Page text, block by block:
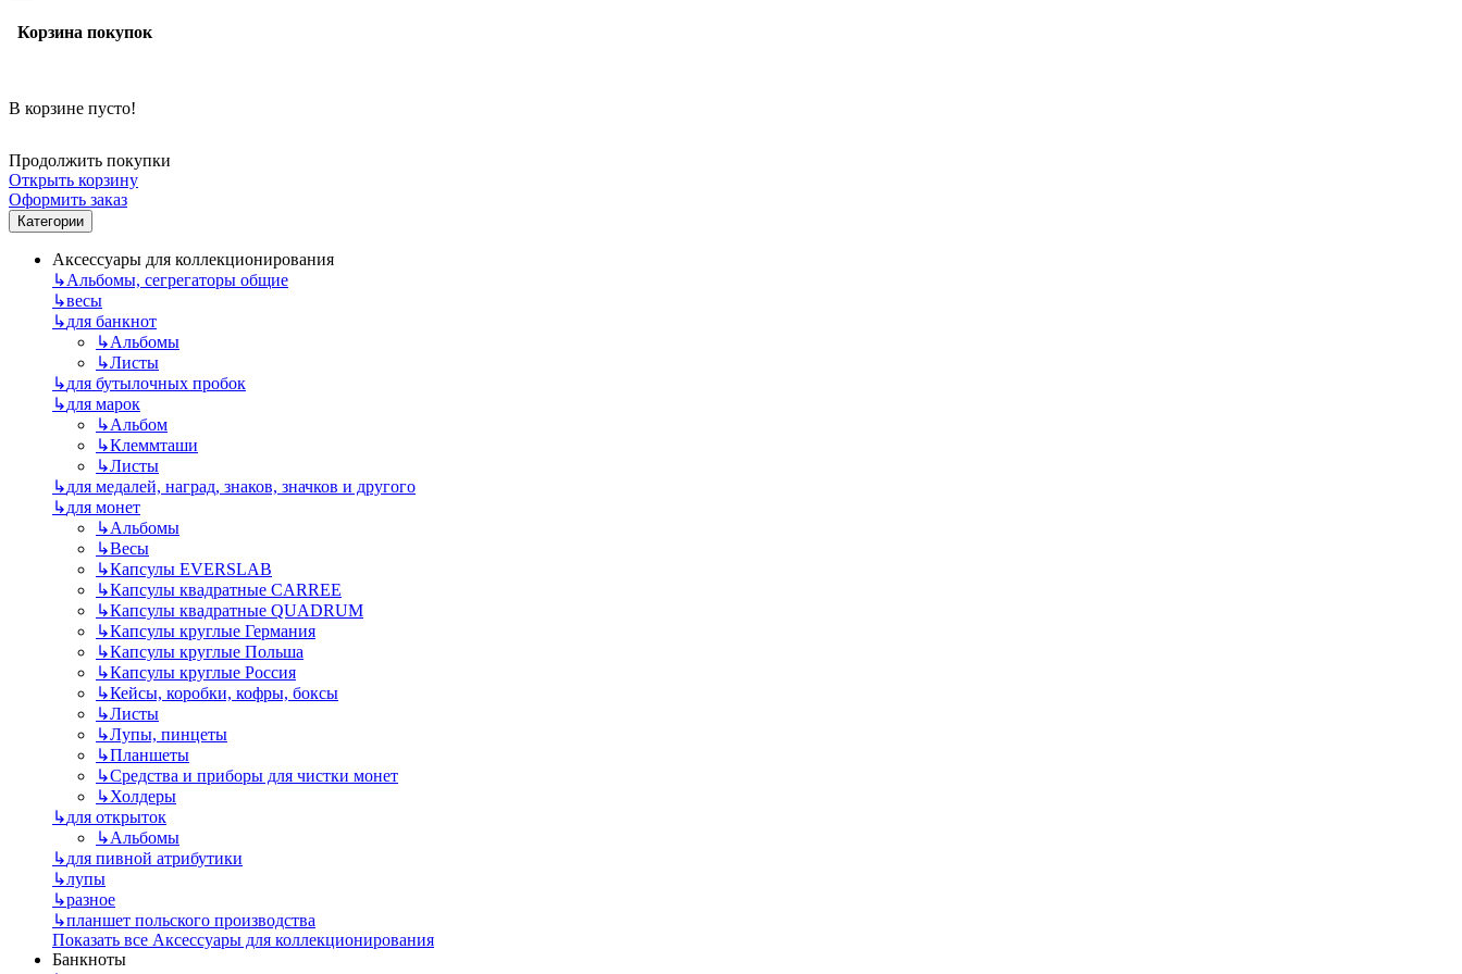
Корзина покупок
В корзине пусто!
Продолжить покупки
Открыть корзину
Оформить заказ
Категории
Аксессуары для коллекционирования
↳Альбомы, сегрегаторы общие
↳весы
↳для банкнот
↳Альбомы
↳Листы
↳для бутылочных пробок
↳для марок
↳Альбом
↳Клеммташи
↳Листы
↳для медалей, наград, знаков, значков и другого
↳для монет
↳Альбомы
↳Весы
↳Капсулы EVERSLAB
↳Капсулы квадратные CARREE
↳Капсулы квадратные QUADRUM
↳Капсулы круглые Германия
↳Капсулы круглые Польша
↳Капсулы круглые Россия
↳Кейсы, коробки, кофры, боксы
↳Листы
↳Лупы, пинцеты
↳Планшеты
↳Средства и приборы для чистки монет
↳Холдеры
↳для открыток
↳Альбомы
↳для пивной атрибутики
↳лупы
↳разное
↳планшет польского производства
Показать все Аксессуары для коллекционирования
Банкноты